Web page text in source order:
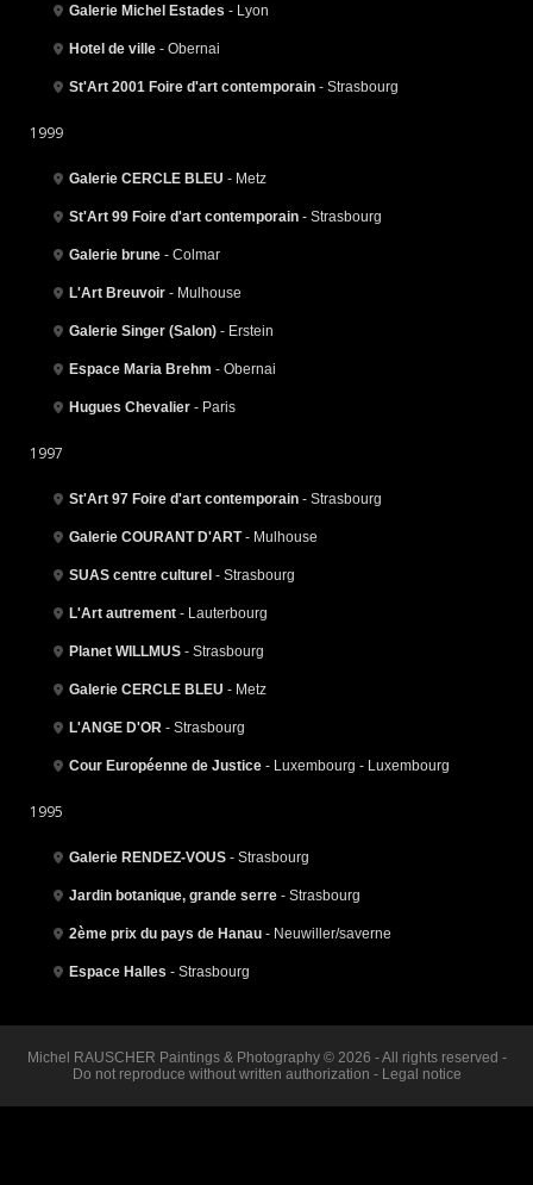
Galerie Michel Estades - Lyon
Hotel de ville - Obernai
St'Art 2001 Foire d'art contemporain - Strasbourg
1999
Galerie CERCLE BLEU - Metz
St'Art 99 Foire d'art contemporain - Strasbourg
Galerie brune - Colmar
L'Art Breuvoir - Mulhouse
Galerie Singer (Salon) - Erstein
Espace Maria Brehm - Obernai
Hugues Chevalier - Paris
1997
St'Art 97 Foire d'art contemporain - Strasbourg
Galerie COURANT D'ART- Mulhouse
SUAS centre culturel - Strasbourg
L'Art autrement - Lauterbourg
Planet WILLMUS - Strasbourg
Galerie CERCLE BLEU - Metz
L'ANGE D'OR - Strasbourg
Cour Européenne de Justice - Luxembourg - Luxembourg
1995
Galerie RENDEZ-VOUS - Strasbourg
Jardin botanique, grande serre - Strasbourg
2ème prix du pays de Hanau - Neuwiller/saverne
Espace Halles - Strasbourg
Michel RAUSCHER Paintings & Photography © 2026 - All rights reserved -
Do not reproduce without written authorization - Legal notice